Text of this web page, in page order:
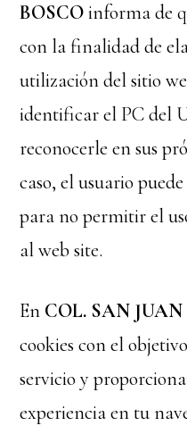
BOSCOinforma de
con la finalidad de
utilización del sitio
identificar el PC del
reconocerle en sus
caso, el usuario
para no permitir el
al web site.
En COL. SAN JUAN
cookies con el
servicio y
experiencia en tu